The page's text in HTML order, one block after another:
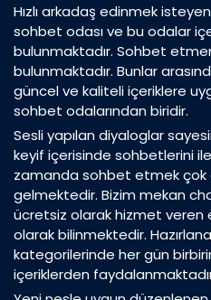
Hızlı arkadaş edinmek
sohbet odası ve bu odalar
bulunmaktadır. Sohbet
bulunmaktadır. Bunlar
güncel ve kaliteli içeriklere
sohbet odalarından biridir.
Sesli yapılan diyaloglar
keyif içerisinde sohbetlerini
zamanda sohbet etmek çok
gelmektedir. Bizim mekan
ücretsiz olarak hizmet veren
olarak bilinmektedir.
kategorilerinde her gün
içeriklerden